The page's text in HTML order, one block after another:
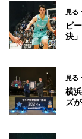
見る
ビ
決
見る
横
ズ